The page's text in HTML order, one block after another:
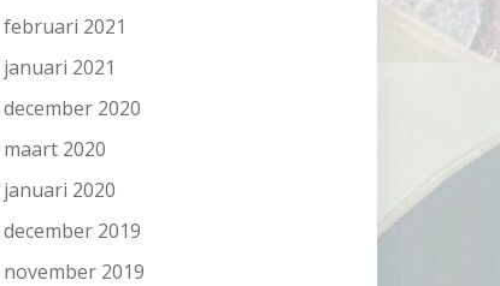
februari 2021
januari 2021
december 2020
maart 2020
januari 2020
december 2019
november 2019